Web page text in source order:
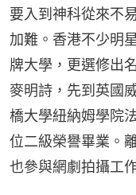
要入到神科從來不
加難。香港不少明
牌大學，更選修出
麥明詩，先到英國
橋大學紐納姆學院
位二級榮譽畢業。
也參與網劇拍攝工